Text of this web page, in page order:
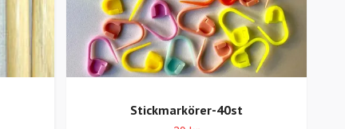
Stickmarkörer-40st